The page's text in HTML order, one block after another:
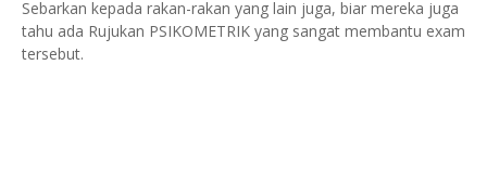
Sebarkan kepada rakan-rakan yang lain juga, biar mereka juga
tahu ada Rujukan PSIKOMETRIK yang sangat membantu exam
tersebut.